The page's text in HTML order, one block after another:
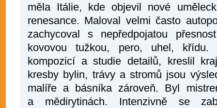
měla Itálie, kde objevil nové
renesance. Maloval velmi často
zachycoval s nepředpojatou
kovovou tužkou, pero, uhel, křídu.
kompozicí a studie detailů, kreslil
kresby bylin, trávy a stromů jsou
malíře a básníka zároveň. Byl
a mědirytinách. Intenzivně se